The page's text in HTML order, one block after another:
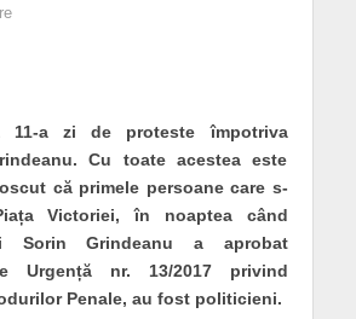
11-a zi de proteste împotriva
Cu toate acestea este
că primele persoane care s-
Victoriei, în noaptea când
Sorin Grindeanu a aprobat
Urgență nr. 13/2017 privind
Penale, au fost politicieni.